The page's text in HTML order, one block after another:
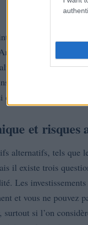
«
se préparant
alternatifs.
n’a ni la
et risqués.
et risques
alternatifs, tels que
il existe trois
Les
et vous ne pouvez
surtout si l’on